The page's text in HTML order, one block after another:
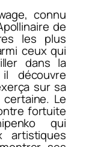
connu
de
les plus
ceux qui
dans la
découvre
sur sa
Le
fortuite
qui
artistiques